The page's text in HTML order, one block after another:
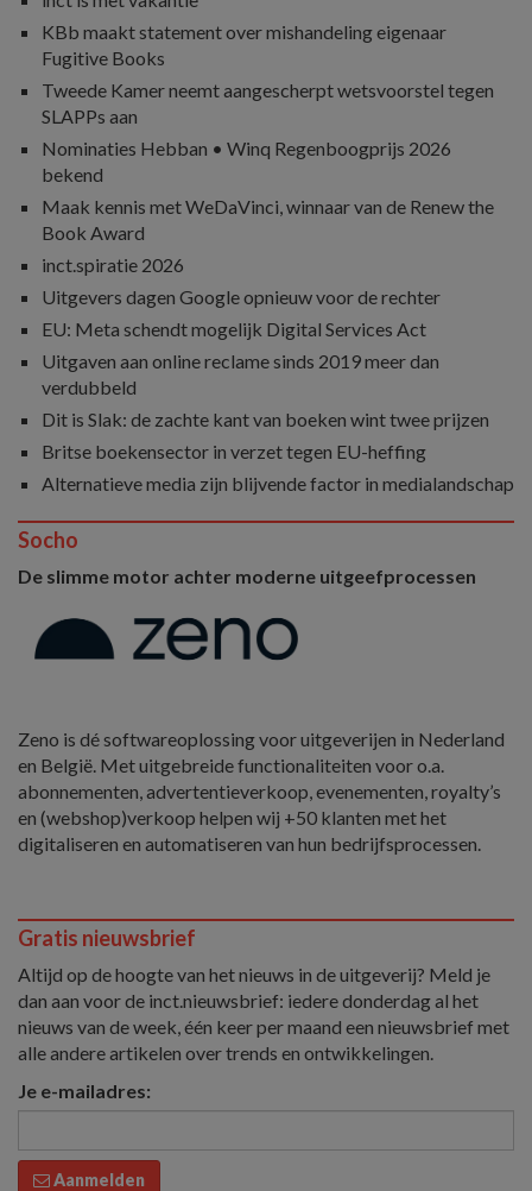
KBb maakt statement over mishandeling eigenaar
Fugitive Books
Tweede Kamer neemt aangescherpt wetsvoorstel tegen
SLAPPs aan
Nominaties Hebban • Winq Regenboogprijs 2026
bekend
Maak kennis met WeDaVinci, winnaar van de Renew the
Book Award
inct.spiratie 2026
Uitgevers dagen Google opnieuw voor de rechter
EU: Meta schendt mogelijk Digital Services Act
Uitgaven aan online reclame sinds 2019 meer dan
verdubbeld
Dit is Slak: de zachte kant van boeken wint twee prijzen
Britse boekensector in verzet tegen EU-heffing
Alternatieve media zijn blijvende factor in medialandschap
Socho
De slimme motor achter moderne uitgeefprocessen
Zeno is dé softwareoplossing voor uitgeverijen in Nederland
en België. Met uitgebreide functionaliteiten voor o.a.
abonnementen, advertentieverkoop, evenementen, royalty’s
en (webshop)verkoop helpen wij +50 klanten met het
digitaliseren en automatiseren van hun bedrijfsprocessen.
Gratis nieuwsbrief
Altijd op de hoogte van het nieuws in de uitgeverij? Meld je
dan aan voor de inct.nieuwsbrief: iedere donderdag al het
nieuws van de week, één keer per maand een nieuwsbrief met
alle andere artikelen over trends en ontwikkelingen.
Je e-mailadres:
Aanmelden